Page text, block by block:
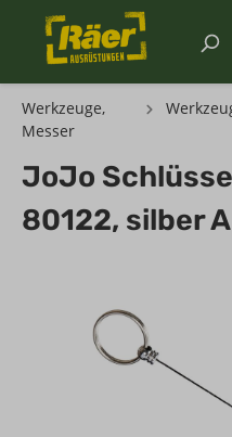
Werkzeuge,
Messer
JoJo
80122, silber A